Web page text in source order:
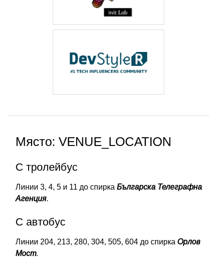
Място: VENUE_LOCATION
С тролейбус
Линии 3, 4, 5 и 11 до спирка Българска Телеграфна
Агенция.
С автобус
Линии 204, 213, 280, 304, 505, 604 до спирка Орлов
Мост.